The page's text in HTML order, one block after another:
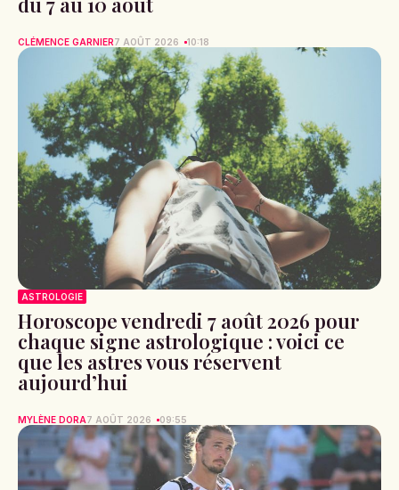
CLÉMENCE GARNIER7 AOÛT 2026 10:18
ASTROLOGIE
Horoscope vendredi 7 août 2026 pour
chaque signe astrologique : voici ce
que les astres vous réservent
aujourd’hui
MYLÈNE DORA7 AOÛT 2026 09:55